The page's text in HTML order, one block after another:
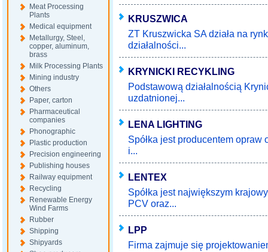
Meat Processing
Plants
Medical equipment
Metallurgy, Steel,
copper, aluminum,
brass
Milk Processing Plants
Mining industry
Others
Paper, carton
Pharmaceutical
companies
Phonographic
Plastic production
Precision engineering
Publishing houses
Railway equipment
Recycling
Renewable Energy
Wind Farms
Rubber
Shipping
Shipyards
KRUSZWICA
ZT Kruszwicka SA działa na
działalności...
KRYNICKI RECYKLING
Podstawową działalnością
uzdatnionej...
LENA LIGHTING
Spółka jest producentem
i...
LENTEX
Spółka jest największym
PCV oraz...
LPP
Firma zajmuje się